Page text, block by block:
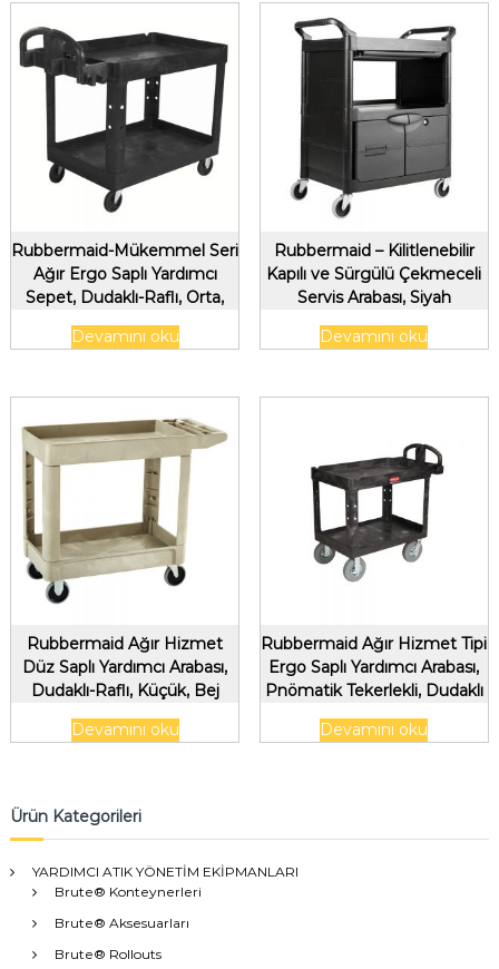
Rubbermaid-Mükemmel Seri
Ağır Ergo Saplı Yardımcı
Sepet, Dudaklı-Raflı, Orta,
Siyah
Devamını oku
Rubbermaid – Kilitlenebilir
Kapılı ve Sürgülü Çekmeceli
Servis Arabası, Siyah
Devamını oku
Rubbermaid Ağır Hizmet
Düz Saplı Yardımcı Arabası,
Dudaklı-Raflı, Küçük, Bej
Devamını oku
Rubbermaid Ağır Hizmet Tipi
Ergo Saplı Yardımcı Arabası,
Pnömatik Tekerlekli, Dudaklı
Raflı, Orta, Siyah
Devamını oku
Ürün Kategorileri
YARDIMCI ATIK YÖNETİM EKİPMANLARI
Brute® Konteynerleri
Brute® Aksesuarları
Brute® Rollouts